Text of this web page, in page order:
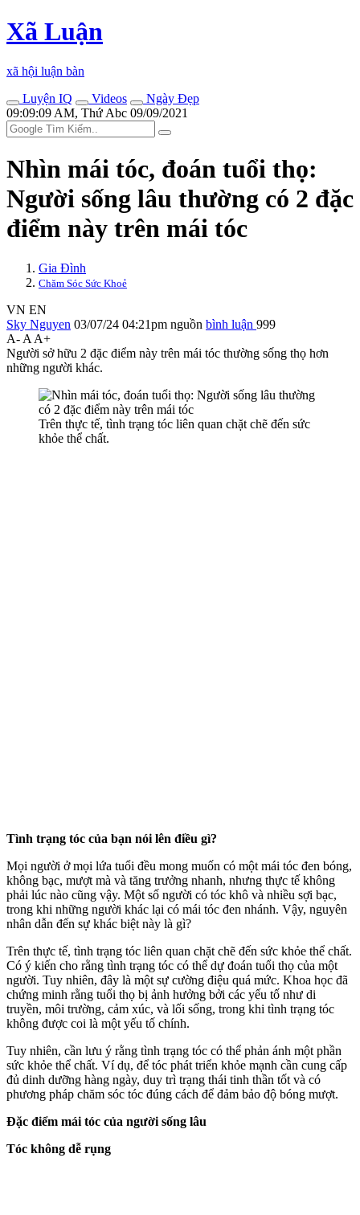
Xã Luận
xã hội luận bàn
Luyện IQ
Videos
Ngày Đẹp
09:09:09 AM, Thứ Abc 09/09/2021
Nhìn mái tóc, đoán tuổi thọ:
Người sống lâu thường có 2 đặc
điểm này trên mái tóc
Gia Đình
Chăm Sóc Sức Khoẻ
VN EN
Sky Nguyen 03/07/24 04:21pm nguồn bình luận 999
A- A A+
Người sở hữu 2 đặc điểm này trên mái tóc thường sống thọ hơn
những người khác.
Trên thực tế, tình trạng tóc liên quan chặt chẽ đến sức
khỏe thể chất.
Tình trạng tóc của bạn nói lên điều gì?
Mọi người ở mọi lứa tuổi đều mong muốn có một mái tóc đen bóng,
không bạc, mượt mà và tăng trưởng nhanh, nhưng thực tế không
phải lúc nào cũng vậy. Một số người có tóc khô và nhiều sợi bạc,
trong khi những người khác lại có mái tóc đen nhánh. Vậy, nguyên
nhân dẫn đến sự khác biệt này là gì?
Trên thực tế, tình trạng tóc liên quan chặt chẽ đến sức khỏe thể chất.
Có ý kiến cho rằng tình trạng tóc có thể dự đoán tuổi thọ của một
người. Tuy nhiên, đây là một sự cường điệu quá mức. Khoa học đã
chứng minh rằng tuổi thọ bị ảnh hưởng bởi các yếu tố như di
truyền, môi trường, cảm xúc, và lối sống, trong khi tình trạng tóc
không được coi là một yếu tố chính.
Tuy nhiên, cần lưu ý rằng tình trạng tóc có thể phản ánh một phần
sức khỏe thể chất. Ví dụ, để tóc phát triển khỏe mạnh cần cung cấp
đủ dinh dưỡng hàng ngày, duy trì trạng thái tinh thần tốt và có
phương pháp chăm sóc tóc đúng cách để đảm bảo độ bóng mượt.
Đặc điểm mái tóc của người sống lâu
Tóc không dễ rụng